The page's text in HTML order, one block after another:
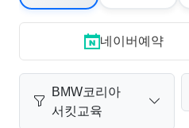
네이버예약
BMW코리아
서킷교육